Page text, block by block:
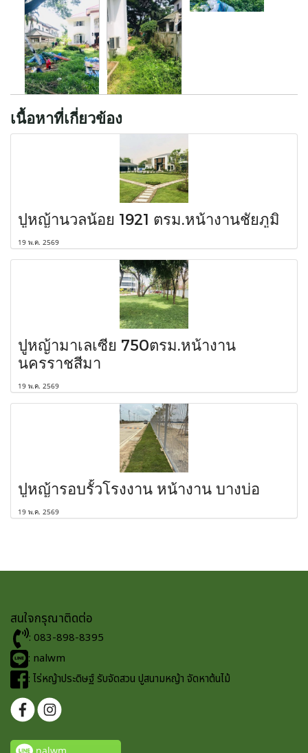
เนื้อหาที่เกี่ยวข้อง
ปูหญ้านวลน้อย 1921 ตรม.หน้างานชัยภูมิ
19 พ.ค. 2569
ปูหญ้ามาเลเซีย 750ตรม.หน้างาน
นครราชสีมา
19 พ.ค. 2569
ปูหญ้ารอบรั้วโรงงาน หน้างาน บางบ่อ
19 พ.ค. 2569
สนใจกรุณาติดต่อ
: 083-898-8395
: nalwm
: ไร่หญ้าประดิษฐ์ รับจัดสวน ปูสนามหญ้า จัดหาต้นไม้